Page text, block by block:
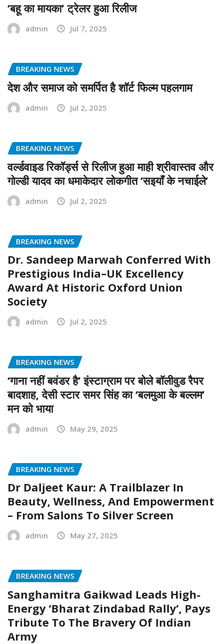
‘बहू का मायका’ ट्रेलर हुआ रिलीज
admin Jul 7, 2025
BREAKING NEWS
देश और समाज को समर्पित है शॉर्ट फिल्म पहलगाम
admin Jul 2, 2025
BREAKING NEWS
वर्ल्डवाइड रिकॉर्ड्स से रिलीज हुआ माही श्रीवास्तव और
गोल्डी यादव का धमाकेदार लोकगीत ‘सइयाँ के नचाईले’
admin Jul 2, 2025
BREAKING NEWS
Dr. Sandeep Marwah Conferred With
Prestigious India–UK Excellency
Award At Historic Oxford Union
Society
admin Jul 2, 2025
BREAKING NEWS
‘गाना नहीं बवंडर है’ इंस्टाग्राम पर बोले बॉलीवुड रैपर
बादशाह, देसी स्टार समर सिंह का ‘बलमुआ के बल्लम’
मन को भाया
admin May 29, 2025
BREAKING NEWS
Dr Daljeet Kaur: A Trailblazer In
Beauty, Wellness, And Empowerment
– From Salons To Silver Screen
admin May 27, 2025
BREAKING NEWS
Sanghamitra Gaikwad Leads High-
Energy ‘Bharat Zindabad Rally’, Pays
Tribute To The Bravery Of Indian
Army